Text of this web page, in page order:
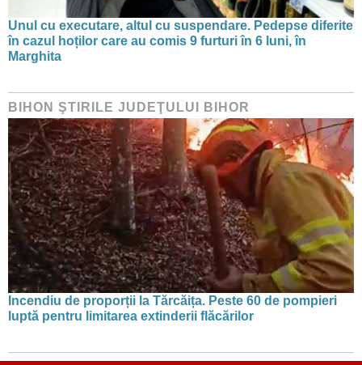
Unul cu executare, altul cu suspendare. Pedepse diferite
în cazul hoților care au comis 9 furturi în 6 luni, în
Marghita
BIHON ŞTIRILE JUDEŢULUI BIHOR
Incendiu de proporții la Tărcăița. Peste 60 de pompieri
luptă pentru limitarea extinderii flăcărilor